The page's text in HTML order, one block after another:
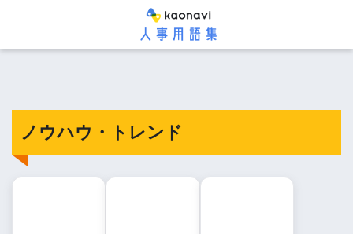
ノウハウ・トレンド